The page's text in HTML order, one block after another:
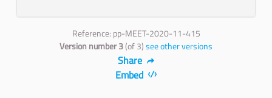
Reference: pp-MEET-2020-11-415
Version number 3(of 3)see other versions
Share
Embed